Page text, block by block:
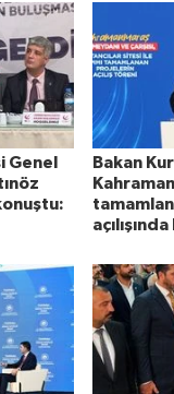
Genel
Bakan